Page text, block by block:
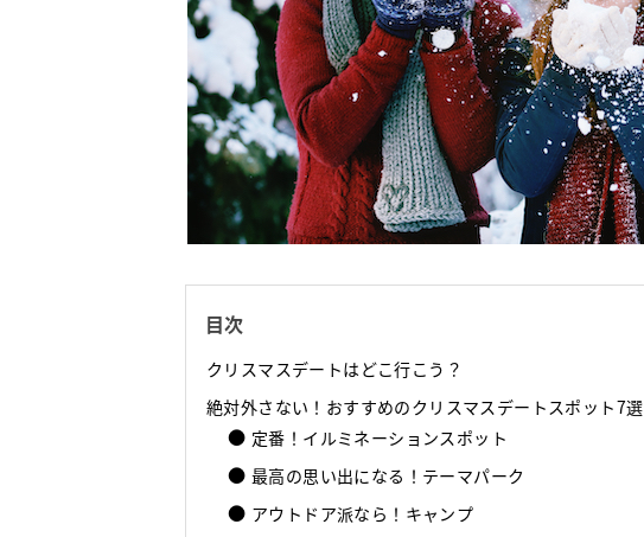
目次
クリスマスデートはどこ行こう？
絶対外さない！おすすめのクリスマスデートスポット7選
定番！イルミネーションスポット
最高の思い出になる！テーマパーク
アウトドア派なら！キャンプ